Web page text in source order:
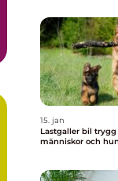
15. jan
Lastgaller bil trygg transport för både
människor och